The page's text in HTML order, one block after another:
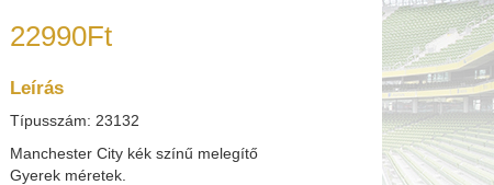
22990Ft
Leírás
Típusszám: 23132
Manchester City kék színű melegítő
Gyerek méretek.